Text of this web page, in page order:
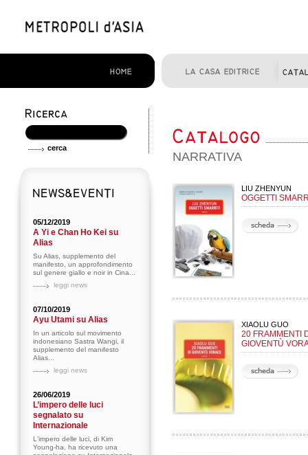
05/12/2019
A Yi e Chan Ho Kei su
Alias
Su Alias, supplemento del
manifesto, un approfondimento
sul genere giallo e noir in Cina...
leggi news
07/10/2019
Ayu Utami su Alias
In un articolo sul movimento
indonesiano Sastra Wangi, il
supplemento del manifesto
Alias...
leggi news
26/06/2019
L’impero delle luci
segnalato su
Internazionale
L'impero delle luci, di Kim
Young-ha, ha ricevuto una
NARRATIVA
LIU ZHENYUN
OGGETTI
XIAOLU GUO
20 FRAMMENTI
GIOVENTÙ